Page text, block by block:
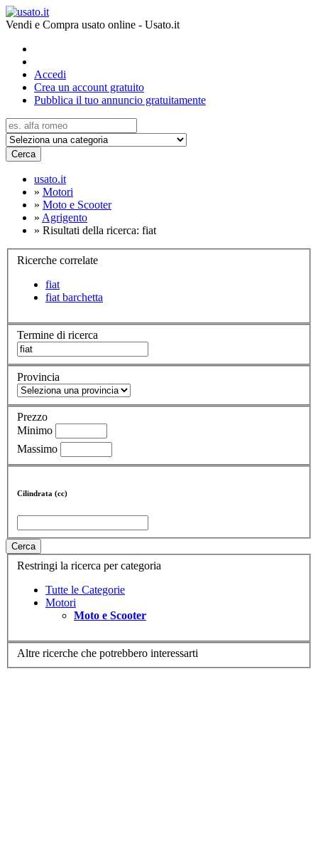
Vendi e Compra usato online - Usato.it
Accedi
Crea un account gratuito
Pubblica il tuo annuncio gratuitamente
Cerca
usato.it
» Motori
» Moto e Scooter
» Agrigento
» Risultati della ricerca: fiat
Ricerche correlate
fiat
fiat barchetta
Termine di ricerca
Provincia
Prezzo
Minimo
Massimo
Cilindrata (cc)
Cerca
Restringi la ricerca per categoria
Tutte le Categorie
Motori
Moto e Scooter
Altre ricerche che potrebbero interessarti